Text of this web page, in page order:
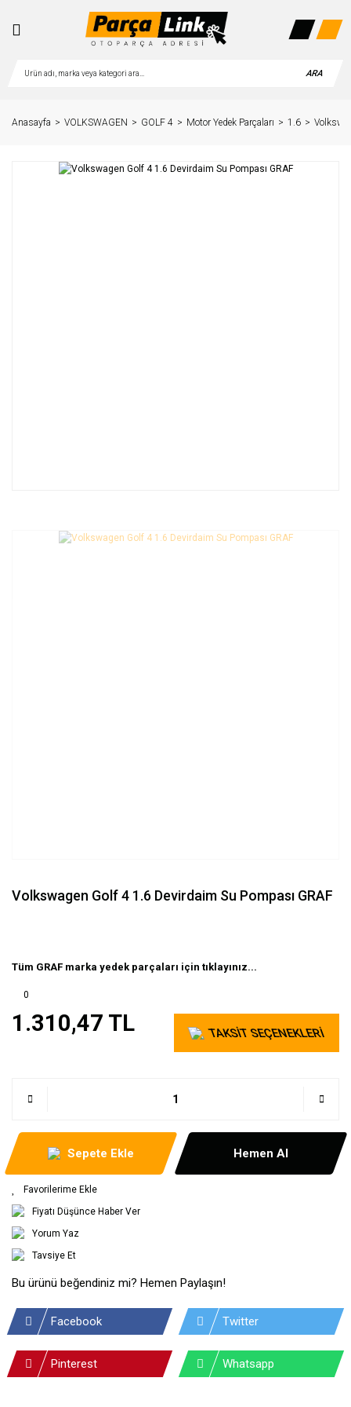
ARA
Anasayfa VOLKSWAGEN GOLF 4 Motor Yedek Parçaları 1.6
Volkswagen Golf 4 1.6 Devirdaim Su Pompası GRAF
Tüm GRAF marka yedek parçaları için tıklayınız...
0
1.310,47 TL TAKSİT SEÇENEKLERİ
Sepete Ekle Hemen Al
Fiyatı Düşünce Haber Ver
Yorum Yaz
Tavsiye Et
Bu ürünü beğendiniz mi? Hemen Paylaşın!
Facebook Twitter
Pinterest Whatsapp